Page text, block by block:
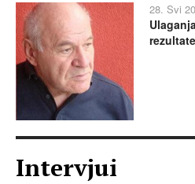
28. Svi
rezultate
Intervjui